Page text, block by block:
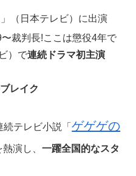
（日本テレビ）に出演
〜裁判長!ここは懲役4年で
）で連続ドラマ初主演
レイク
続テレビ小説「ゲゲゲの
熱演し、一躍全国的なスタ